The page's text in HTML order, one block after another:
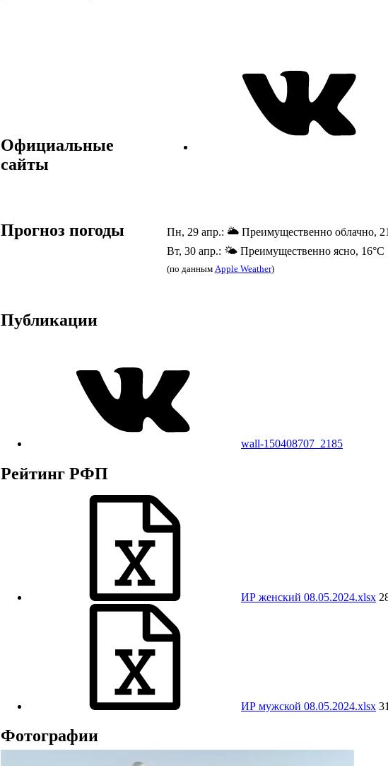
Официальные
сайты
Прогноз погоды
Пн, 29 апр.: 🌥️ Преимущественно облачно,
Вт, 30 апр.: 🌤️ Преимущественно ясно, 16°C
(по данным Apple Weather)
Публикации
wall-150408707_2185
Рейтинг РФП
ИР женский 08.05.2024.xlsx
ИР мужской 08.05.2024.xlsx
Фотографии